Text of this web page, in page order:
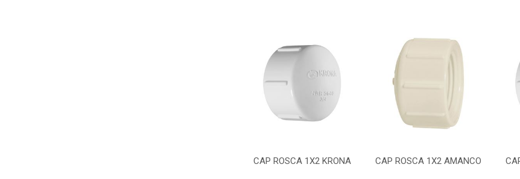
CAP ROSCA 1X2 KRONA CAP ROSCA 1X2 AMANCO